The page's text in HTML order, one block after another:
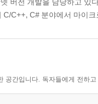
입
형 기본 타입
버전 개발을 담당하고 있
C/C++, C# 분야에서 마이
공간입니다. 독자들에게 전하